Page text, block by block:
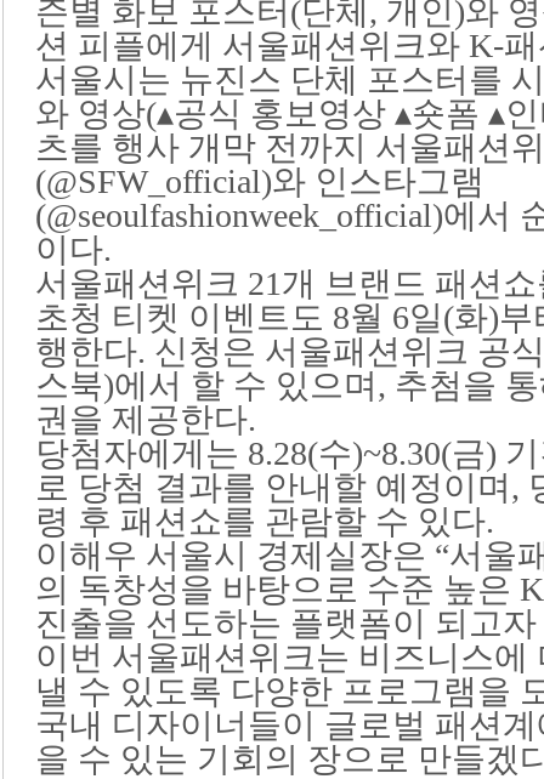
즌별 화보 포스터(단체, 개인)와
션 피플에게 서울패션위크와 K-
서울시는 뉴진스 단체 포스터를
와 영상(▴공식 홍보영상 ▴숏폼 ▴
츠를 행사 개막 전까지 서울패션
(@SFW_official)와 인스타그램
(@seoulfashionweek_official)에서
이다.
서울패션위크 21개 브랜드 패션
초청 티켓 이벤트도 8월 6일(화)
행한다. 신청은 서울패션위크 공
스북)에서 할 수 있으며, 추첨을
권을 제공한다.
당첨자에게는 8.28(수)~8.30(금)
로 당첨 결과를 안내할 예정이며,
령 후 패션쇼를 관람할 수 있다.
이해우 서울시 경제실장은 “서울
의 독창성을 바탕으로 수준 높은
진출을 선도하는 플랫폼이 되고
이번 서울패션위크는 비즈니스에
낼 수 있도록 다양한 프로그램을
국내 디자이너들이 글로벌 패션
을 수 있는 기회의 장으로 만들겠